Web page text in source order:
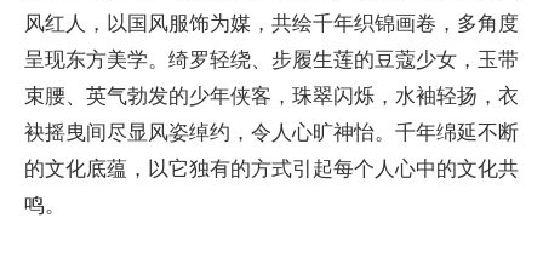
风红人，以国风服饰为媒，共绘千年织锦画卷，多角度
呈现东方美学。绮罗轻绕、步履生莲的豆蔻少女，玉带
束腰、英气勃发的少年侠客，珠翠闪烁，水袖轻扬，衣
袂摇曳间尽显风姿绰约，令人心旷神怡。千年绵延不断
的文化底蕴，以它独有的方式引起每个人心中的文化共
鸣。